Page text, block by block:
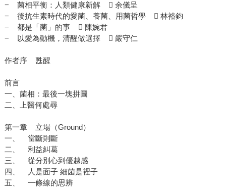
− 菌相平衡：人類健康新解  余儀呈
− 後抗生素時代的愛菌、養菌、用菌哲學  林裕鈞
− 都是「菌」的事  陳婉君
− 以愛為動機，清醒做選擇  嚴守仁
作者序 甦醒
前言
一、菌相：最後一塊拼圖
二、上醫何處尋
第一章 立場（Ground）
一、 當斷則斷
二、 利益糾葛
三、 從分別心到優越感
四、 人是面子 細菌是裡子
五、 一條線的思辨